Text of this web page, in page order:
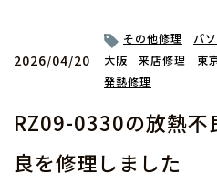
2026/04/20
その他修理 パ
大阪
来店修理 東
発熱修理
RZ09-0330の放熱不
良を修理しました